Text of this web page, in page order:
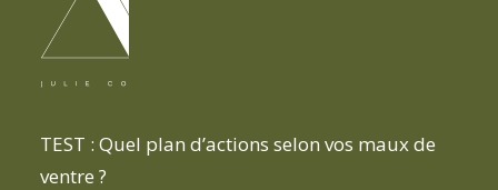
TEST : Quel plan d’actions selon vos maux de
ventre ?